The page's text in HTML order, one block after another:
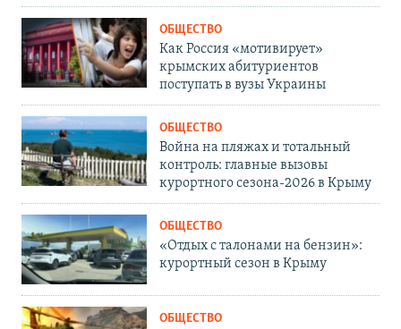
ОБЩЕСТВО
Как Россия «мотивирует»
крымских абитуриентов
поступать в вузы Украины
ОБЩЕСТВО
Война на пляжах и тотальный
контроль: главные вызовы
курортного сезона-2026 в Крыму
ОБЩЕСТВО
«Отдых с талонами на бензин»:
курортный сезон в Крыму
ОБЩЕСТВО